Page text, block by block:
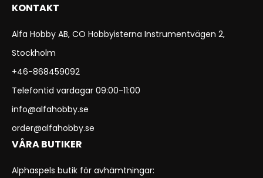
KONTAKT
Alfa Hobby AB, CO Hobbyisterna Instrumentvägen 2,
Stockholm
+46-868459092
Telefontid vardagar 09:00-11:00
info@alfahobby.se
order@alfahobby.se
VÅRA BUTIKER
Alphaspels butik för avhämtningar: